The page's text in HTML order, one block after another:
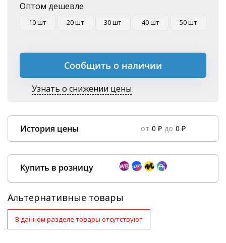
Оптом дешевле
10 шт 20 шт 30 шт 40 шт 50 шт
Сообщить о наличии
Узнать о снижении цены
История цены от 0 ₽ до 0 ₽
Купить в розницу
Покупка оптом от 500 ₽
Альтернативные товары
В данном разделе товары отсутствуют